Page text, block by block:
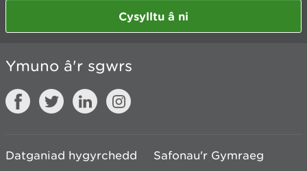
Cysylltu â ni
Ymuno â'r sgwrs
Datganiad hygyrchedd Safonau'r Gymraeg